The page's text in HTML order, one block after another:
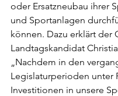
oder Ersatzneubau ihrer
und Sportanlagen
können. Dazu erklärt der
Landtagskandidat
„Nachdem in den
Legislaturperioden unter
Investitionen in unsere